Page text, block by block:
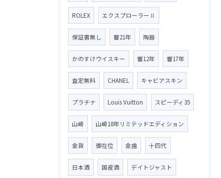
ROLEX エクスプローラーⅡ
保証書無し 響21年 陶器
かのすけウイスキー 響12年 響17年
査定無料 CHANEL キャビアスキン
プラチナ Louis Vuitton スピーディ35
山崎 山崎18年リミテッドエディション
金貨 御在位 金歯 十四代
日本酒 国産酒 デイトジャスト